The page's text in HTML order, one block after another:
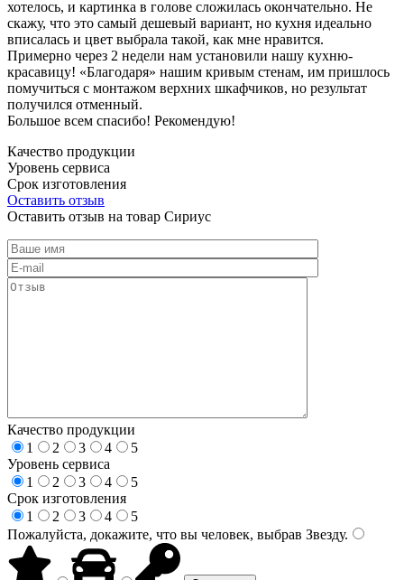
хотелось, и картинка в голове сложилась окончательно. Не
скажу, что это самый дешевый вариант, но кухня идеально
вписалась и цвет выбрала такой, как мне нравится.
Примерно через 2 недели нам установили нашу кухню-
красавицу! «Благодаря» нашим кривым стенам, им пришлось
помучиться с монтажом верхних шкафчиков, но результат
получился отменный.
Большое всем спасибо! Рекомендую!
Качество продукции
Уровень сервиса
Срок изготовления
Оставить отзыв
Оставить отзыв на товар Сириус
Качество продукции
1
2 3 4
5
Уровень сервиса
1
2 3 4
5
Срок изготовления
1
2 3 4
5
Пожалуйста, докажите, что вы человек, выбрав Звезду.